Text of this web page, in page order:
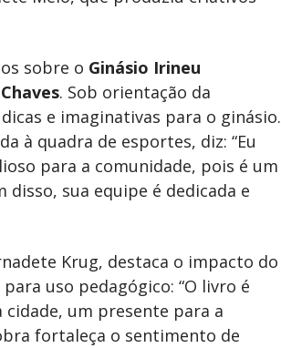
sobre o Ginásio Irineu
. Sob orientação da
e imaginativas para o ginásio.
à quadra de esportes, diz: “Eu
para a comunidade, pois é um
sua equipe é dedicada e
Krug, destaca o impacto do
uso pedagógico: “O livro é
um presente para a
fortaleça o sentimento de